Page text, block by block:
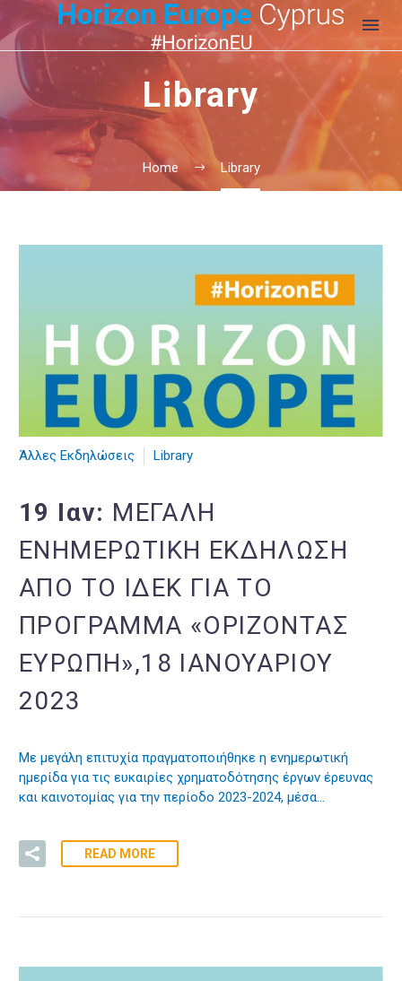
Library
Home Library
Άλλες Εκδηλώσεις Library
19 Ιαν: ΜΕΓΆΛΗ
ΕΝΗΜΕΡΩΤΙΚΉ ΕΚΔΉΛΩΣΗ
ΑΠΌ ΤΟ ΙΔΕΚ ΓΙΑ ΤΟ
ΠΡΌΓΡΑΜΜΑ «ΟΡΊΖΟΝΤΑΣ
ΕΥΡΏΠΗ»,18 ΙΑΝΟΥΑΡΊΟΥ
2023
Με μεγάλη επιτυχία πραγματοποιήθηκε η ενημερωτική
ημερίδα για τις ευκαιρίες χρηματοδότησης έργων έρευνας
και καινοτομίας για την περίοδο 2023-2024, μέσα…
READ MORE